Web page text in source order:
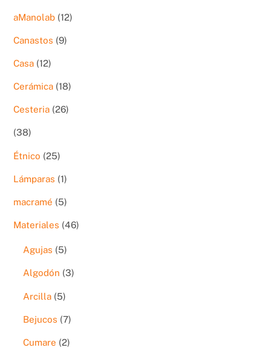
aManolab 1212
Canastos 99
Casa 1212
Cerámica 1818
Cesteria 2626
3838
Étnico 2525
Lámparas 11
macramé 55
Materiales 4646
Agujas
55
Algodón 33
Arcilla 55
Bejucos 77
Cumare 22